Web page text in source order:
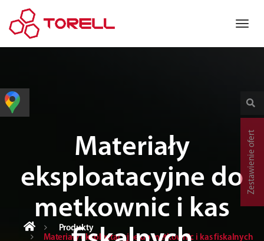
Materiały
eksploatacyjne do
metkownic i kas
Produkty
Materiały eksploatacyjne do metkownic i kas fiskalnych
Zestawienie ofert